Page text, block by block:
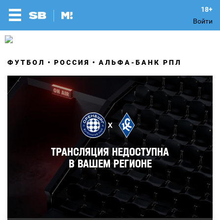
Войти
ФУТБОЛ РОССИЯ АЛЬФА-БАНК РПЛ